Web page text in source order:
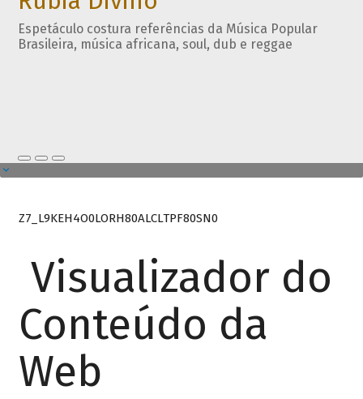
Espetáculo costura referências da Música Popular
Brasileira, música africana, soul, dub e reggae
Z7_L9KEH4O0LORH80ALCLTPF80SN0
Visualizador do
Conteúdo da
Web